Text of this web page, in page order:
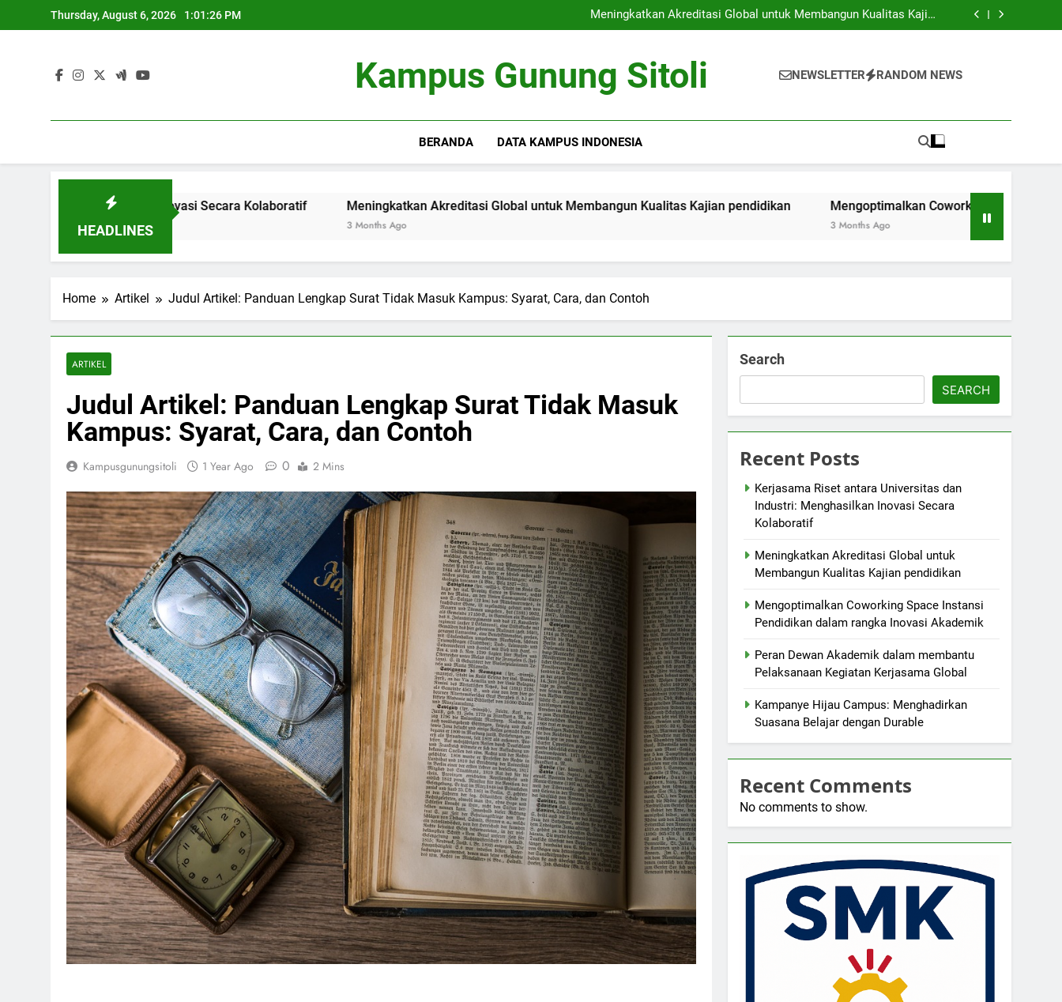
to
Thursday, August 6, 2026 1:01:27 PM
Secara Kolaboratif
Meningkatkan Akreditasi Global untuk Membangun Kualitas Kajian
pendidikan
Mengoptimalkan Coworking Space Instansi Pendidikan dalam rangka
Secara Kolaboratif
Meningkatkan Akreditasi Global untuk Membangun Kualitas Kajian
Mengoptimalkan Coworking Space Instansi Pendidikan dalam rangka
Kampus Gunung Sitoli NEWSLETTER RANDOM NEWS
BERANDA DATA KAMPUS INDONESIA
HEADLINES
Inovasi Secara Kolaboratif Meningkatkan Akreditasi Global untuk Membangun Kualitas Kajian pendidikan Mengoptimalkan Coworking Space Instansi
Home Artikel Judul Artikel: Panduan Lengkap Surat Tidak Masuk Kampus: Syarat, Cara, dan Contoh
ARTIKEL
Judul Artikel: Panduan Lengkap Surat Tidak Masuk
Kampus: Syarat, Cara, dan Contoh
Kampusgunungsitoli 1 Year Ago 0 2 Mins
Search
SEARCH
Recent Posts
Kerjasama Riset antara Universitas dan
Industri: Menghasilkan Inovasi Secara
Kolaboratif
Meningkatkan Akreditasi Global untuk
Membangun Kualitas Kajian pendidikan
Mengoptimalkan Coworking Space Instansi
Pendidikan dalam rangka Inovasi Akademik
Peran Dewan Akademik dalam membantu
Pelaksanaan Kegiatan Kerjasama Global
Kampanye Hijau Campus: Menghadirkan
Suasana Belajar dengan Durable
Recent Comments
No comments to show.